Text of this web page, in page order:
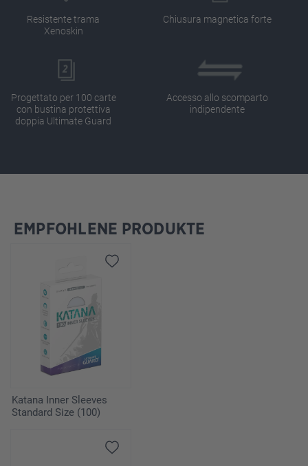
Resistente trama
Xenoskin
Chiusura magnetica forte
Progettato per 100 carte
con bustina protettiva
doppia Ultimate Guard
Accesso allo scomparto
indipendente
Salta la galleria dei prodotti
EMPFOHLENE PRODUKTE
Katana Inner Sleeves
Standard Size (100)